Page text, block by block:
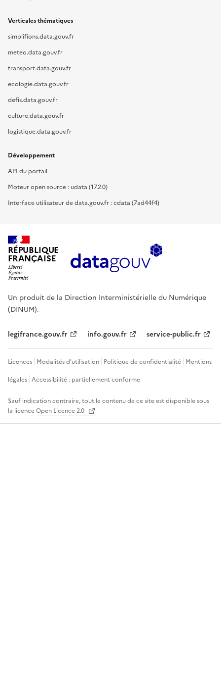
Verticales thématiques
simplifions.data.gouv.fr
meteo.data.gouv.fr
transport.data.gouv.fr
ecologie.data.gouv.fr
defis.data.gouv.fr
culture.data.gouv.fr
logistique.data.gouv.fr
Développement
API du portail
Moteur open source : udata (17.2.0)
Interface utilisateur de data.gouv.fr : cdata (7ad44f4)
RÉPUBLIQUE
FRANÇAISE
Un produit de la Direction Interministérielle du Numérique
(DINUM).
legifrance.gouv.fr info.gouv.fr service-public.fr
Licences Modalités d'utilisation Politique de confidentialité Mentions
légales Accessibilité : partiellement conforme
Sauf indication contraire, tout le contenu de ce site est disponible sous
la licenceOpen Licence 2.0